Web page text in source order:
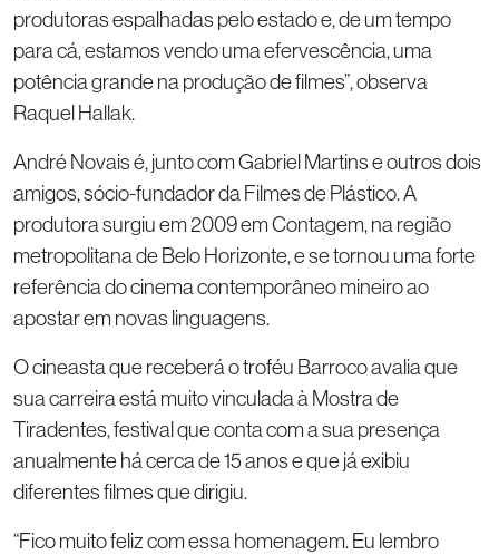
produtoras espalhadas pelo estado e, de um tempo
para cá, estamos vendo uma efervescência, uma
potência grande na produção de filmes”, observa
Raquel Hallak.
André Novais é, junto com Gabriel Martins e outros dois
amigos, sócio-fundador da Filmes de Plástico. A
produtora surgiu em 2009 em Contagem, na região
metropolitana de Belo Horizonte, e se tornou uma forte
referência do cinema contemporâneo mineiro ao
apostar em novas linguagens.
O cineasta que receberá o troféu Barroco avalia que
sua carreira está muito vinculada à Mostra de
Tiradentes, festival que conta com a sua presença
anualmente há cerca de 15 anos e que já exibiu
diferentes filmes que dirigiu.
“Fico muito feliz com essa homenagem. Eu lembro